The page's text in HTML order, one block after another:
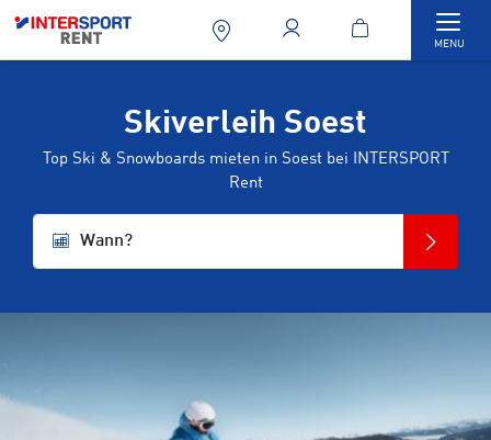
MENU
Skiverleih Soest
Top Ski & Snowboards mieten in Soest bei INTERSPORT
Rent
Wann?